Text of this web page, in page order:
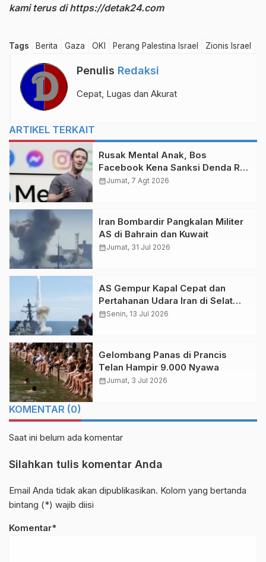
kami terus dihttps://detak24.com
Tags Berita Gaza OKI Perang Palestina Israel Zionis Israel
Penulis Redaksi
Cepat, Lugas dan Akurat
ARTIKEL TERKAIT
Rusak Mental Anak, Bos
Facebook Kena Sanksi Denda Rp
10 Triliun
calendar_monthJumat, 7 Agt 2026
Iran Bombardir Pangkalan Militer
AS di Bahrain dan Kuwait
calendar_monthJumat, 31 Jul 2026
AS Gempur Kapal Cepat dan
Pertahanan Udara Iran di Selat
Hormuz
calendar_monthSenin, 13 Jul 2026
Gelombang Panas di Prancis
Telan Hampir 9.000 Nyawa
calendar_monthJumat, 3 Jul 2026
KOMENTAR (0)
Saat ini belum ada komentar
Silahkan tulis komentar Anda
Email Anda tidak akan dipublikasikan. Kolom yang bertanda
bintang (*) wajib diisi
Komentar*